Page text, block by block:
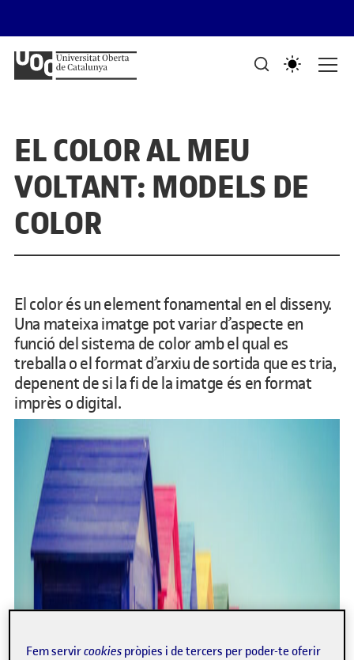
PORTAFOLIS DEL GRAU DE DISSENY I CREACIÓ DIGITALS
Mostra de treballs d'estudiants
EL COLOR AL MEU
VOLTANT: MODELS DE
COLOR
El color és un element fonamental en el disseny.
Una mateixa imatge pot variar d’aspecte en
funció del sistema de color amb el qual es
treballa o el format d’arxiu de sortida que es tria,
depenent de si la fi de la imatge és en format
imprès o digital.
Fem servircookies pròpies i de tercers per poder-te oferir